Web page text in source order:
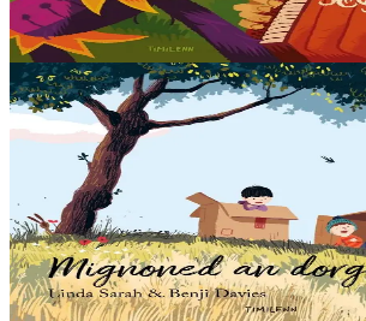
En stock14,00 €
Voir
Acheter
3 ans et plus
Timilenn
On Sudden Hill
Brieg et Telo sont les meilleurs amis du
heures à jouer ensemble sur la colline. Un jour,
garçon arrive, prêt à se joindre à eux....
En stock14,00 €
Voir
Acheter